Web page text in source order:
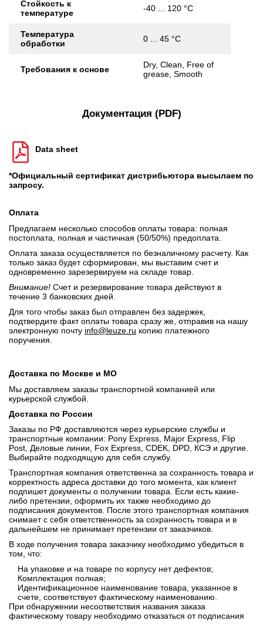
Стойкость к
температуре
-40 ... 120 °C
Температура
обработки
0 ... 45 °C
Требования к основе
Dry, Clean, Free of
grease, Smooth
Документация (PDF)
Data sheet
*Официальный сертификат дистрибьютора высылаем по
запросу.
Оплата
Предлагаем несколько способов оплаты товара: полная
постоплата, полная и частичная (50/50%) предоплата.
Оплата заказа осуществляется по безналичному расчету. Как
только заказ будет сформирован, мы выставим счет и
одновременно зарезервируем на складе товар.
Внимание! Счет и резервирование товара действуют в
течение 3 банковских дней.
Для того чтобы заказ был отправлен без задержек,
подтвердите факт оплаты товара сразу же, отправив на нашу
электронную почту info@leuze.ru копию платежного
поручения.
Доставка по Москве и МО
Мы доставляем заказы транспортной компанией или
курьерской службой.
Доставка по России
Заказы по РФ доставляются через курьерские службы и
транспортные компании: Pony Express, Major Express, Flip
Post, Деловые линии, Fox Express, CDEK, DPD, КСЭ и другие.
Выбирайте подходящую для себя службу.
Транспортная компания ответственна за сохранность товара и
корректность адреса доставки до того момента, как клиент
подпишет документы о получении товара. Если есть какие-
либо претензии, оформить их также необходимо до
подписания документов. После этого транспортная компания
снимает с себя ответственность за сохранность товара и в
дальнейшем не принимает претензии от заказчиков.
В ходе получения товара заказчику необходимо убедиться в
том, что:
На упаковке и на товаре по корпусу нет дефектов;
Комплектация полная;
Идентификационное наименование товара, указанное в
счете, соответствует фактическому наименованию.
При обнаружении несоответствия названия заказа
фактическому товару необходимо отказаться от подписания